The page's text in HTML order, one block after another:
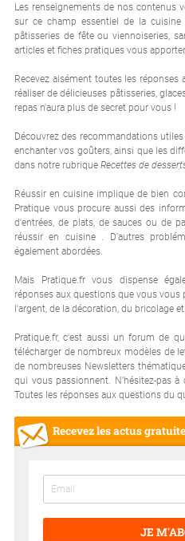
Les renseignements de nos contenus
sur ce champ essentiel de la
pâtisseries de fête ou viennoiseries,
articles et fiches pratiques vous
Recevez aisément toutes les
réaliser de délicieuses pâtisseries,
repas n'aura plus de secret pour vous !
Découvrez des recommandations
enchanter vos goûters, ainsi que les
dans notre rubrique Recettes de
Réussir en cuisine implique de bien
Pratique vous procure aussi des
d'entrées, de plats, de sauces ou de
réussir en cuisine . D'autres
également abordées.
Mais Pratique.fr vous dispense
réponses aux questions que vous vous
l'argent, de la décoration, du bricolage
Pratique.fr, c'est aussi un forum de
télécharger de nombreux modèles de
de nombreuses Newsletters
qui vous passionnent. N'hésitez-pas
Toutes les réponses aux questions du
Recevez les actus
JE